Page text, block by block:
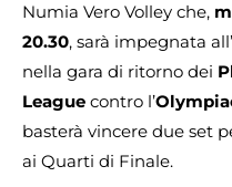
Numia Vero Volley che,
20.30, sarà impegnata all’
nella gara di ritorno dei
League contro l’
basterà vincere due set
ai Quarti di Finale.